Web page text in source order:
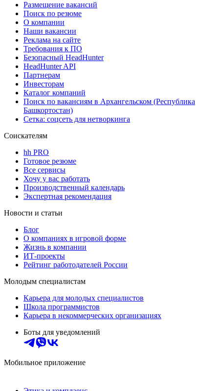
Размещение вакансий
Поиск по резюме
О компании
Наши вакансии
Реклама на сайте
Требования к ПО
Безопасный HeadHunter
HeadHunter API
Партнерам
Инвесторам
Каталог компаний
Поиск по вакансиям в Архангельском (Республика
Башкортостан)
Сетка: соцсеть для нетворкинга
Соискателям
hh PRO
Готовое резюме
Все сервисы
Хочу у вас работать
Производственный календарь
Экспертная рекомендация
Новости и статьи
Блог
О компаниях в игровой форме
Жизнь в компании
ИТ-проекты
Рейтинг работодателей России
Молодым специалистам
Карьера для молодых специалистов
Школа программистов
Карьера в некоммерческих организациях
Боты для уведомлений
Мобильное приложение